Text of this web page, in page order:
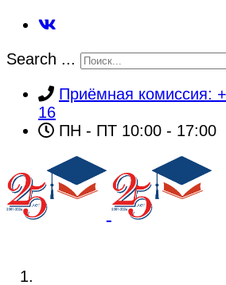
Search ...
Приёмная комиссия:
16
ПН - ПТ 10:00 - 17:00